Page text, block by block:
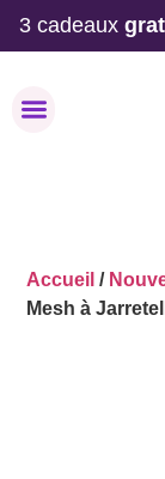
3 cadeaux
Accueil /
Mesh à